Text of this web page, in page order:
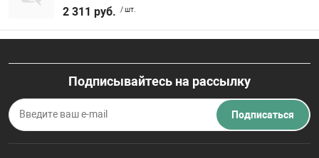
2 311 руб. / шт.
Подписывайтесь на рассылку
Подписаться